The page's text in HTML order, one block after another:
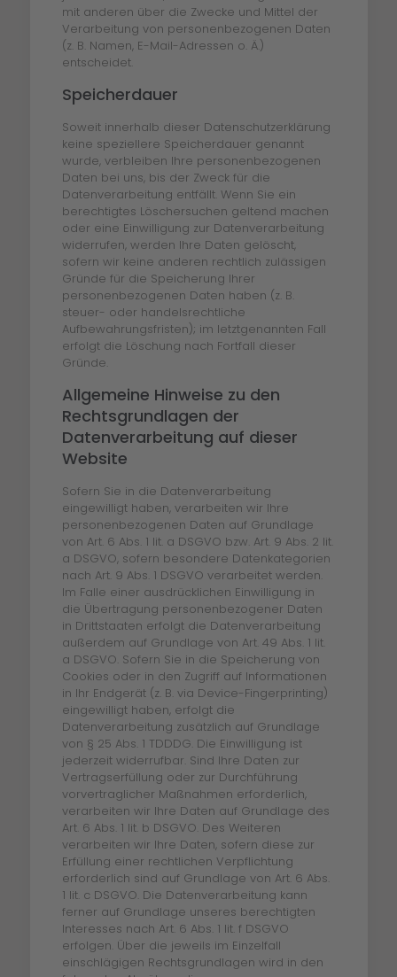
mit anderen über die Zwecke und Mittel der
Verarbeitung von personenbezogenen Daten
(z. B. Namen, E-Mail-Adressen o. Ä.)
entscheidet.
Speicherdauer
Soweit innerhalb dieser Datenschutzerklärung
keine speziellere Speicherdauer genannt
wurde, verbleiben Ihre personenbezogenen
Daten bei uns, bis der Zweck für die
Datenverarbeitung entfällt. Wenn Sie ein
berechtigtes Löschersuchen geltend machen
oder eine Einwilligung zur Datenverarbeitung
widerrufen, werden Ihre Daten gelöscht,
sofern wir keine anderen rechtlich zulässigen
Gründe für die Speicherung Ihrer
personenbezogenen Daten haben (z. B.
steuer- oder handelsrechtliche
Aufbewahrungsfristen); im letztgenannten Fall
erfolgt die Löschung nach Fortfall dieser
Gründe.
Allgemeine Hinweise zu den
Rechtsgrundlagen der
Datenverarbeitung auf dieser
Website
Sofern Sie in die Datenverarbeitung
eingewilligt haben, verarbeiten wir Ihre
personenbezogenen Daten auf Grundlage
von Art. 6 Abs. 1 lit. a DSGVO bzw. Art. 9 Abs. 2 lit.
a DSGVO, sofern besondere Datenkategorien
nach Art. 9 Abs. 1 DSGVO verarbeitet werden.
Im Falle einer ausdrücklichen Einwilligung in
die Übertragung personenbezogener Daten
in Drittstaaten erfolgt die Datenverarbeitung
außerdem auf Grundlage von Art. 49 Abs. 1 lit.
a DSGVO. Sofern Sie in die Speicherung von
Cookies oder in den Zugriff auf Informationen
in Ihr Endgerät (z. B. via Device-Fingerprinting)
eingewilligt haben, erfolgt die
Datenverarbeitung zusätzlich auf Grundlage
von § 25 Abs. 1 TDDDG. Die Einwilligung ist
jederzeit widerrufbar. Sind Ihre Daten zur
Vertragserfüllung oder zur Durchführung
vorvertraglicher Maßnahmen erforderlich,
verarbeiten wir Ihre Daten auf Grundlage des
Art. 6 Abs. 1 lit. b DSGVO. Des Weiteren
verarbeiten wir Ihre Daten, sofern diese zur
Erfüllung einer rechtlichen Verpflichtung
erforderlich sind auf Grundlage von Art. 6 Abs.
1 lit. c DSGVO. Die Datenverarbeitung kann
ferner auf Grundlage unseres berechtigten
Interesses nach Art. 6 Abs. 1 lit. f DSGVO
erfolgen. Über die jeweils im Einzelfall
einschlägigen Rechtsgrundlagen wird in den